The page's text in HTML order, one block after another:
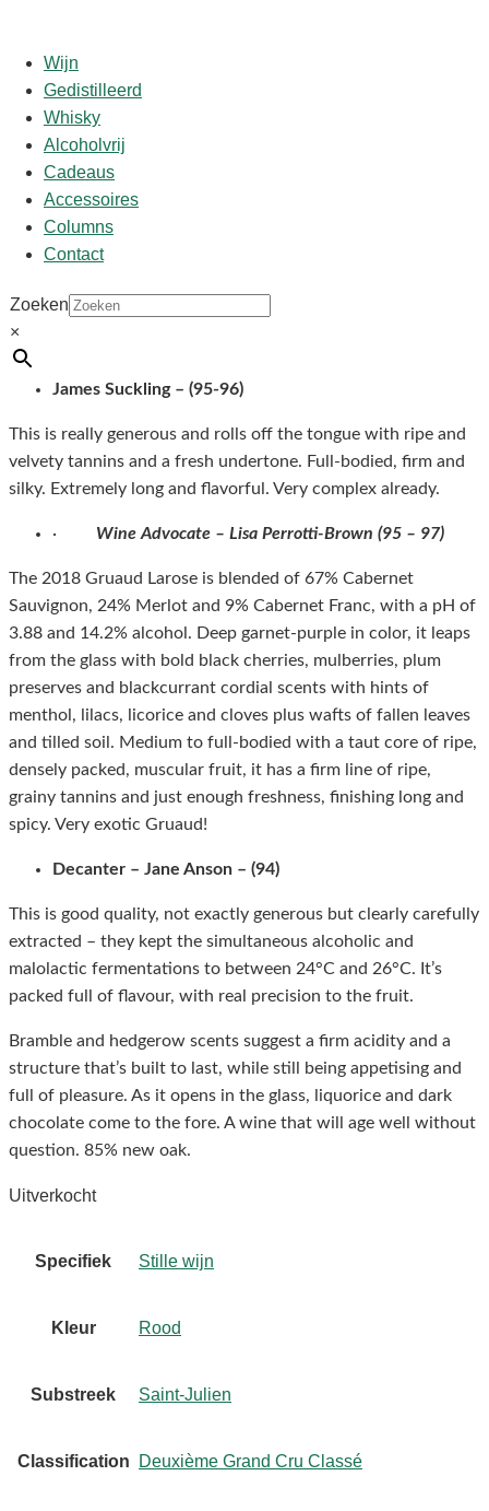
Wijn
Gedistilleerd
Whisky
Alcoholvrij
Cadeaus
Accessoires
Columns
Contact
Zoeken
×
Start/shop
Gruaud Larose 2018
€104,50
James Suckling – (95-96)
This is really generous and rolls off the tongue with ripe and
velvety tannins and a fresh undertone. Full-bodied, firm and
silky. Extremely long and flavorful. Very complex already.
· Wine Advocate – Lisa Perrotti-Brown (95 – 97)
The 2018 Gruaud Larose is blended of 67% Cabernet
Sauvignon, 24% Merlot and 9% Cabernet Franc, with a pH of
3.88 and 14.2% alcohol. Deep garnet-purple in color, it leaps
from the glass with bold black cherries, mulberries, plum
preserves and blackcurrant cordial scents with hints of
menthol, lilacs, licorice and cloves plus wafts of fallen leaves
and tilled soil. Medium to full-bodied with a taut core of ripe,
densely packed, muscular fruit, it has a firm line of ripe,
grainy tannins and just enough freshness, finishing long and
spicy. Very exotic Gruaud!
Decanter – Jane Anson – (94)
This is good quality, not exactly generous but clearly carefully
extracted – they kept the simultaneous alcoholic and
malolactic fermentations to between 24°C and 26°C. It’s
packed full of flavour, with real precision to the fruit.
Bramble and hedgerow scents suggest a firm acidity and a
structure that’s built to last, while still being appetising and
full of pleasure. As it opens in the glass, liquorice and dark
chocolate come to the fore. A wine that will age well without
question. 85% new oak.
Uitverkocht
Specifiek Stille wijn
Kleur Rood
Substreek Saint-Julien
Classification Deuxième Grand Cru Classé